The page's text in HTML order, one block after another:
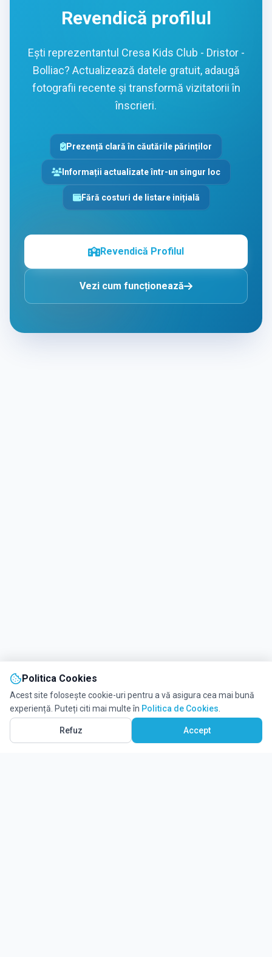
Revendică profilul
Ești reprezentantul Cresa Kids Club - Dristor -
Bolliac? Actualizează datele gratuit, adaugă
fotografii recente și transformă vizitatorii în
înscrieri.
Prezență clară în căutările părinților
Informații actualizate într-un singur loc
Fără costuri de listare inițială
Revendică Profilul
Vezi cum funcționează
Politica Cookies
Acest site folosește cookie-uri pentru a vă asigura cea mai bună
experiență. Puteți citi mai multe în Politica de Cookies
Refuz Accept